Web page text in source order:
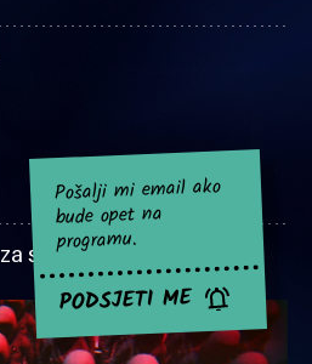
za sad nema najavljenih
Pošalji mi email ako
bude opet na
programu.
PODSJETI ME